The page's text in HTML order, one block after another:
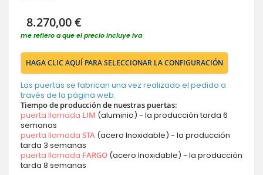
8.270,00 €
me refiero a que el precio incluye iva
HAGA CLIC AQUÍ PARA SELECCIONAR LA CONFIGURACIÓN
Las puertas se fabrican una vez realizado el pedido a
través de la página web.
Tiempo de producción de nuestras puertas:
puerta llamada LIM (aluminio) - la producción tarda 6
semanas
puerta llamada STA (acero Inoxidable) - la producción
tarda 3 semanas
puerta llamada FARGO (acero Inoxidable) - la producción
tarda 8 semanas